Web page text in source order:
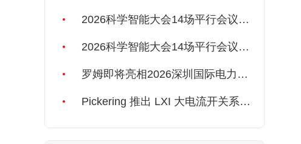
2026科学智能大会14场平行会议之二丨科学数据如何被AI“读懂”
2026科学智能大会14场平行会议之一｜AI4S 基础理论：AI能否自己发现自然规律？
罗姆即将亮相2026深圳国际电力元件、可再生能源管理展览会暨研讨会
Pickering 推出 LXI 大电流开关系列，支持最高 80A、300V 信号